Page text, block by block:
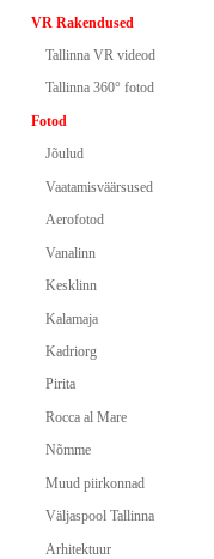
VR Rakendused
Tallinna VR videod
Tallinna 360° fotod
Fotod
Jõulud
Vaatamisväärsused
Aerofotod
Vanalinn
Kesklinn
Kalamaja
Kadriorg
Pirita
Rocca al Mare
Nõmme
Muud piirkonnad
Väljaspool Tallinna
Arhitektuur